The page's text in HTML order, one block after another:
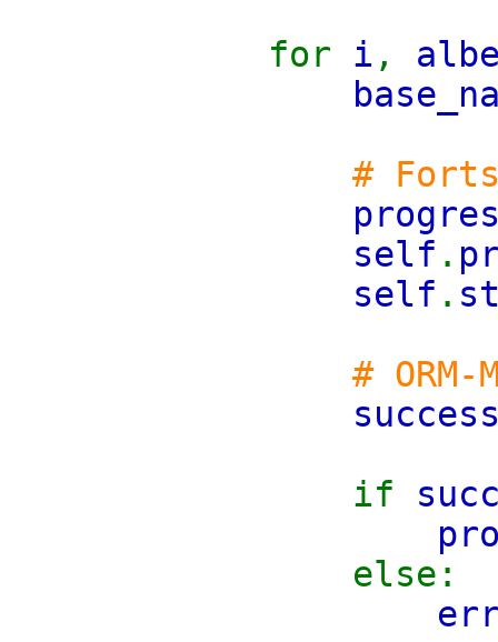
for i ,
#
self .
self .
#
if
else: